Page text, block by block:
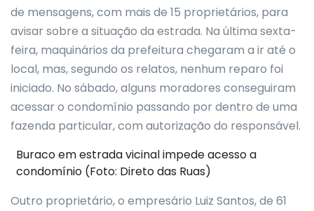
de mensagens, com mais de 15 proprietários, para
avisar sobre a situação da estrada. Na última sexta-
feira, maquinários da prefeitura chegaram a ir até o
local, mas, segundo os relatos, nenhum reparo foi
iniciado. No sábado, alguns moradores conseguiram
acessar o condomínio passando por dentro de uma
fazenda particular, com autorização do responsável.
Buraco em estrada vicinal impede acesso a
condomínio (Foto: Direto das Ruas)
Outro proprietário, o empresário Luiz Santos, de 61